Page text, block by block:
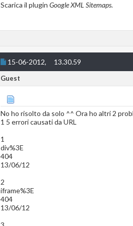
Scarica il plugin Google XML Sitemaps.
15-06-2012, 13.30.59
Guest
No ho risolto da solo ^^ Ora ho altri 2
1 5 errori causati da URL
1
div%3E
404
13/06/12
2
iframe%3E
404
13/06/12